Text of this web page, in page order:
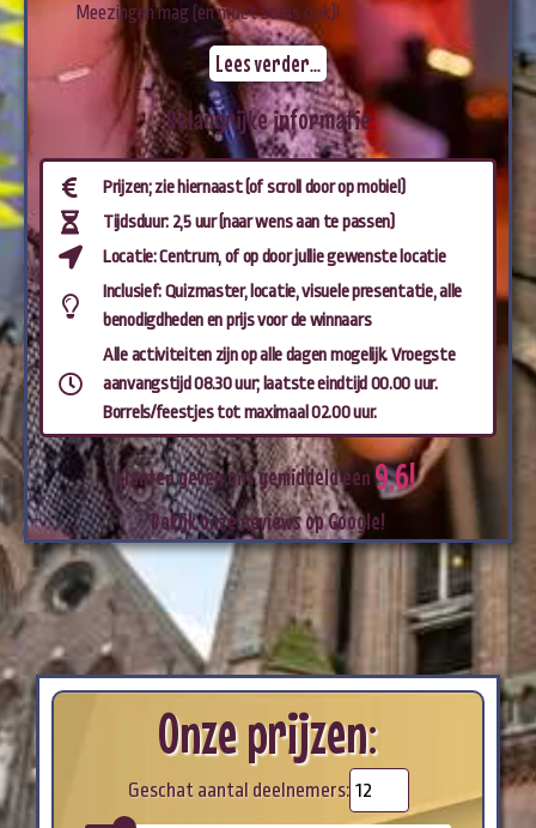
Meezingen mag (en moet soms ook)!
Lees verder...
Belangrijke informatie:
Prijzen; zie hiernaast (of scroll door op mobiel)
Tijdsduur: 2,5 uur (naar wens aan te passen)
Locatie: Centrum, of op door jullie gewenste locatie
Inclusief: Quizmaster, locatie, visuele presentatie, alle
benodigdheden en prijs voor de winnaars
Alle activiteiten zijn op alle dagen mogelijk. Vroegste
aanvangstijd 08.30 uur; laatste eindtijd 00.00 uur.
Borrels/feestjes tot maximaal 02.00 uur.
Klantengevenonsgemiddeldeen9,6!
BekijkonzereviewsopGoogle!
Onze prijzen:
Geschat aantal deelnemers: